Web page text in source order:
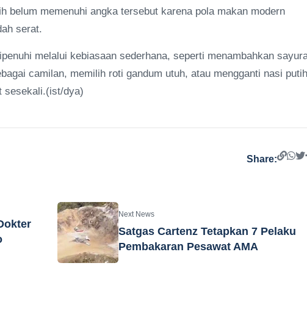
belum memenuhi angka tersebut karena pola makan modern
serat.
melalui kebiasaan sederhana, seperti menambahkan
camilan, memilih roti gandum utuh, atau mengganti nasi putih
sesekali.(ist/dya)
Share:
Next News
Satgas Cartenz Tetapkan 7 Pelaku
Pembakaran Pesawat AMA